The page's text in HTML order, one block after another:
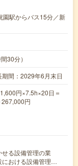
園駅からバス15分／新
30分）
間：2029年6月末日
円×7.5h×20日＝
円
せる設備管理の業
おける設備管理…